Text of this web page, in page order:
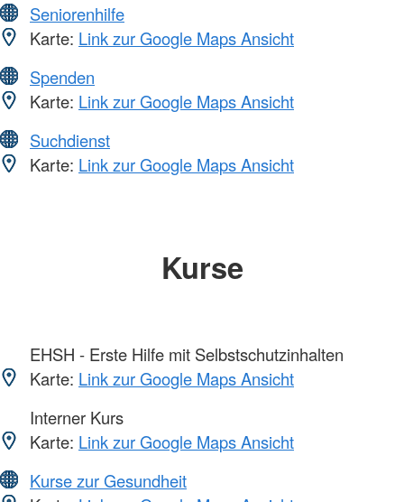
Seniorenhilfe
Karte: Link zur Google Maps Ansicht
Spenden
Karte: Link zur Google Maps Ansicht
Suchdienst
Karte: Link zur Google Maps Ansicht
Kurse
EHSH - Erste Hilfe mit Selbstschutzinhalten
Karte: Link zur Google Maps Ansicht
Interner Kurs
Karte: Link zur Google Maps Ansicht
Kurse zur Gesundheit